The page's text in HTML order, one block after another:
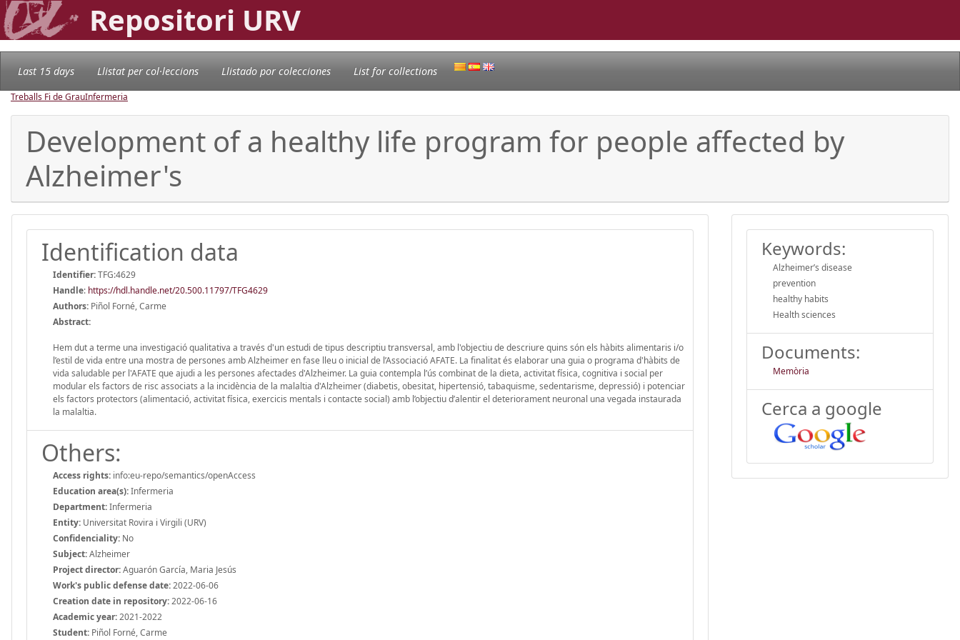
Repositori URV
Last 15 days Llistat per col·leccions Llistado por colecciones List for collections
Treballs Fi de GrauInfermeria
Development of a healthy life program for people affected by
Alzheimer's
Identification data
Identifier:TFG:4629
Handle: https://hdl.handle.net/20.500.11797/TFG4629
Authors: Piñol Forné, Carme
Abstract:
Hem dut a terme una investigació qualitativa a través d'un estudi de tipus descriptiu transversal, amb l'objectiu de descriure quins són els hàbits alimentaris i/o
l’estil de vida entre una mostra de persones amb Alzheimer en fase lleu o inicial de l’Associació AFATE. La finalitat és elaborar una guia o programa d'hàbits de
vida saludable per l'AFATE que ajudi a les persones afectades d'Alzheimer. La guia contempla l’ús combinat de la dieta, activitat física, cognitiva i social per
modular els factors de risc associats a la incidència de la malaltia d'Alzheimer (diabetis, obesitat, hipertensió, tabaquisme, sedentarisme, depressió) i potenciar
els factors protectors (alimentació, activitat física, exercicis mentals i contacte social) amb l’objectiu d’alentir el deteriorament neuronal una vegada instaurada
la malaltia.
Others:
Access rights: info:eu-repo/semantics/openAccess
Education area(s):Infermeria
Department:Infermeria
Entity: Universitat Rovira i Virgili (URV)
Confidenciality: No
Subject:Alzheimer
Project director:Aguarón García, Maria Jesús
Work's public defense date:2022-06-06
Creation date in repository:2022-06-16
Academic year:2021-2022
Student: Piñol Forné, Carme
Keywords:
Alzheimer’s disease
prevention
healthy habits
Health sciences
Documents:
Memòria
Cerca a google